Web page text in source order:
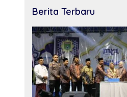
Berita Terbaru